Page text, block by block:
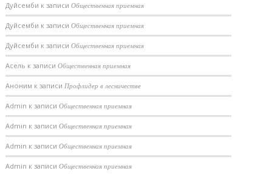
Дуйсемби к записи Общественная приемная
Дуйсемби к записи Общественная приемная
Дуйсемби к записи Общественная приемная
Асель к записи Общественная приемная
Аноним к записи Профлидер в лесничестве
Admin к записи Общественная приемная
Admin к записи Общественная приемная
Admin к записи Общественная приемная
Admin к записи Общественная приемная